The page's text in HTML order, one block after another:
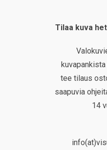
Tilaa kuva
tee tilaus
saapuvia
14